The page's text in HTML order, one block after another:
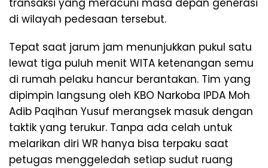
transaksi yang meracuni masa depan generasi
di wilayah pedesaan tersebut.
​Tepat saat jarum jam menunjukkan pukul satu
lewat tiga puluh menit WITA ketenangan semu
di rumah pelaku hancur berantakan. Tim yang
dipimpin langsung oleh KBO Narkoba IPDA Moh
Adib Paqihan Yusuf merangsek masuk dengan
taktik yang terukur. Tanpa ada celah untuk
melarikan diri WR hanya bisa terpaku saat
petugas menggeledah setiap sudut ruang